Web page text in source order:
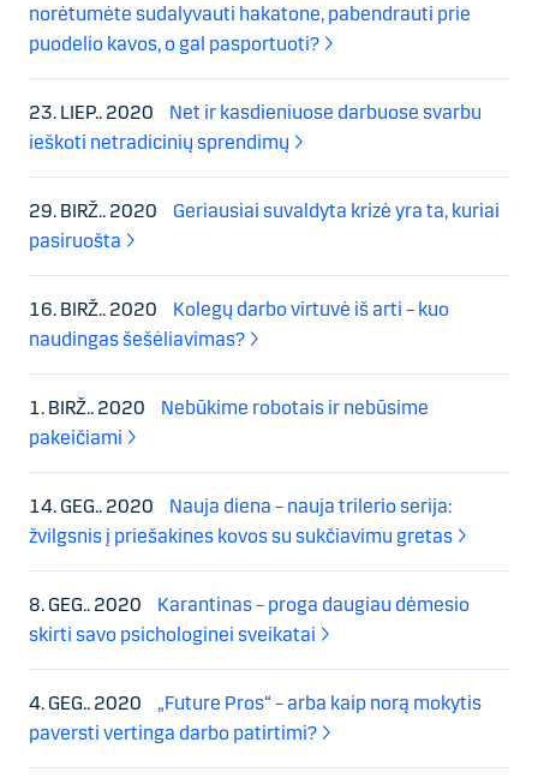
norėtumėte sudalyvauti hakatone, pabendrauti prie
puodelio kavos, o gal pasportuoti?
23. LIEP.. 2020
Net ir kasdieniuose darbuose svarbu
ieškoti netradicinių sprendimų
29. BIRŽ.. 2020
Geriausiai suvaldyta krizė yra ta, kuriai
pasiruošta
16. BIRŽ.. 2020
Kolegų darbo virtuvė iš arti – kuo
naudingas šešėliavimas?
1. BIRŽ.. 2020
Nebūkime robotais ir nebūsime
pakeičiami
14. GEG.. 2020
Nauja diena – nauja trilerio serija:
žvilgsnis į priešakines kovos su sukčiavimu gretas
8. GEG.. 2020
Karantinas – proga daugiau dėmesio
skirti savo psichologinei sveikatai
4. GEG.. 2020
„Future Pros“ – arba kaip norą mokytis
paversti vertinga darbo patirtimi?